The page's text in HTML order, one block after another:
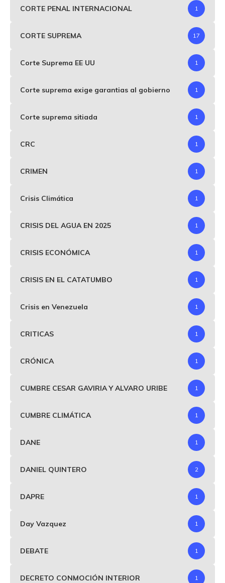
CORTE PENAL INTERNACIONAL 1
CORTE SUPREMA 17
Corte Suprema EE UU 1
Corte suprema exige garantias al gobierno 1
Corte suprema sitiada 1
CRC 1
CRIMEN 1
Crisis Climática 1
CRISIS DEL AGUA EN 2025 1
CRISIS ECONÓMICA 1
CRISIS EN EL CATATUMBO 1
Crisis en Venezuela 1
CRITICAS 1
CRÓNICA 1
CUMBRE CESAR GAVIRIA Y ALVARO URIBE 1
CUMBRE CLIMÁTICA 1
DANE 1
DANIEL QUINTERO 2
DAPRE 1
Day Vazquez 1
DEBATE 1
DECRETO CONMOCIÓN INTERIOR 1